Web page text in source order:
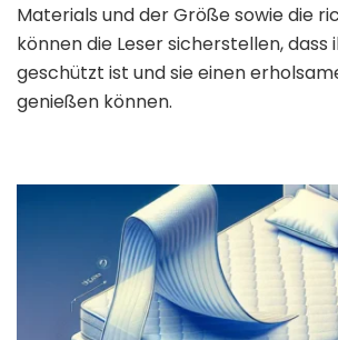
Materials und der Größe sowie die
können die Leser sicherstellen,
geschützt ist und sie einen
genießen können.